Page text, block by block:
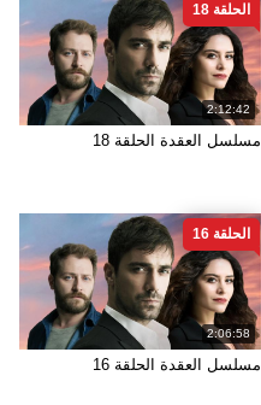
2:12:42
الحلقة 18
مسلسل العقدة الحلقة 18
2:06:58
الحلقة 16
مسلسل العقدة الحلقة 16